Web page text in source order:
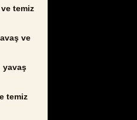
temiz
ve
yavaş
temiz